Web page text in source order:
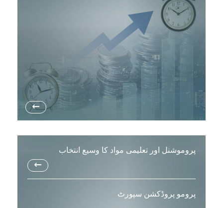
→
پروموشنل اور تعلیمی مواد کا وسیع انتخاب
→
پرومو پروڈکشن سپورٹ